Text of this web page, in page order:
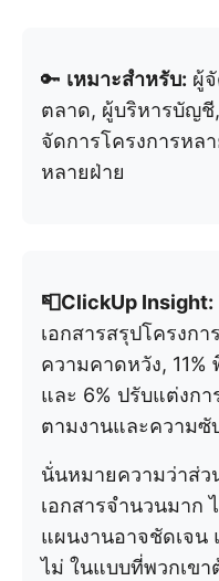
🔑 เหมาะสำหรับ: ผู้
ตลาด, ผู้บริหารบัญ
จัดการโครงการหล
หลายฝ่าย
📮ClickUp Insight:
เอกสารสรุปโครงก
ความคาดหวัง,
และ 6% ปรับแต่งก
ตามงานและความซั
นั่นหมายความว่าส่ว
เอกสารจำนวนมาก
แผนงานอาจชัดเจน
ไม่ ในแบบที่พวกเขา